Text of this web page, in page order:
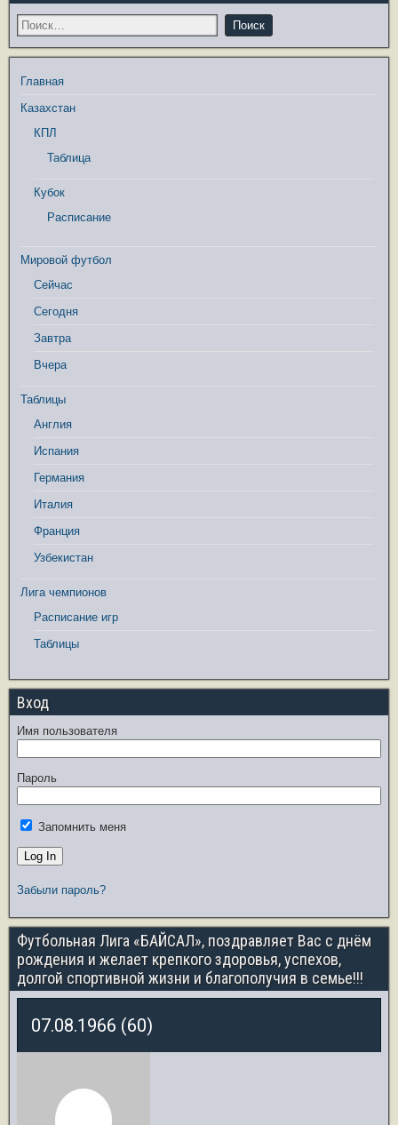
Главная
Казахстан
КПЛ
Таблица
Кубок
Расписание
Мировой футбол
Сейчас
Сегодня
Завтра
Вчера
Таблицы
Англия
Испания
Германия
Италия
Франция
Узбекистан
Лига чемпионов
Расписание игр
Таблицы
Вход
Имя пользователя
Пароль
Запомнить меня
Забыли пароль?
Футбольная Лига «БАЙСАЛ», поздравляет Вас с днём
рождения и желает крепкого здоровья, успехов,
долгой спортивной жизни и благополучия в семье!!!
07.08.1966 (60)